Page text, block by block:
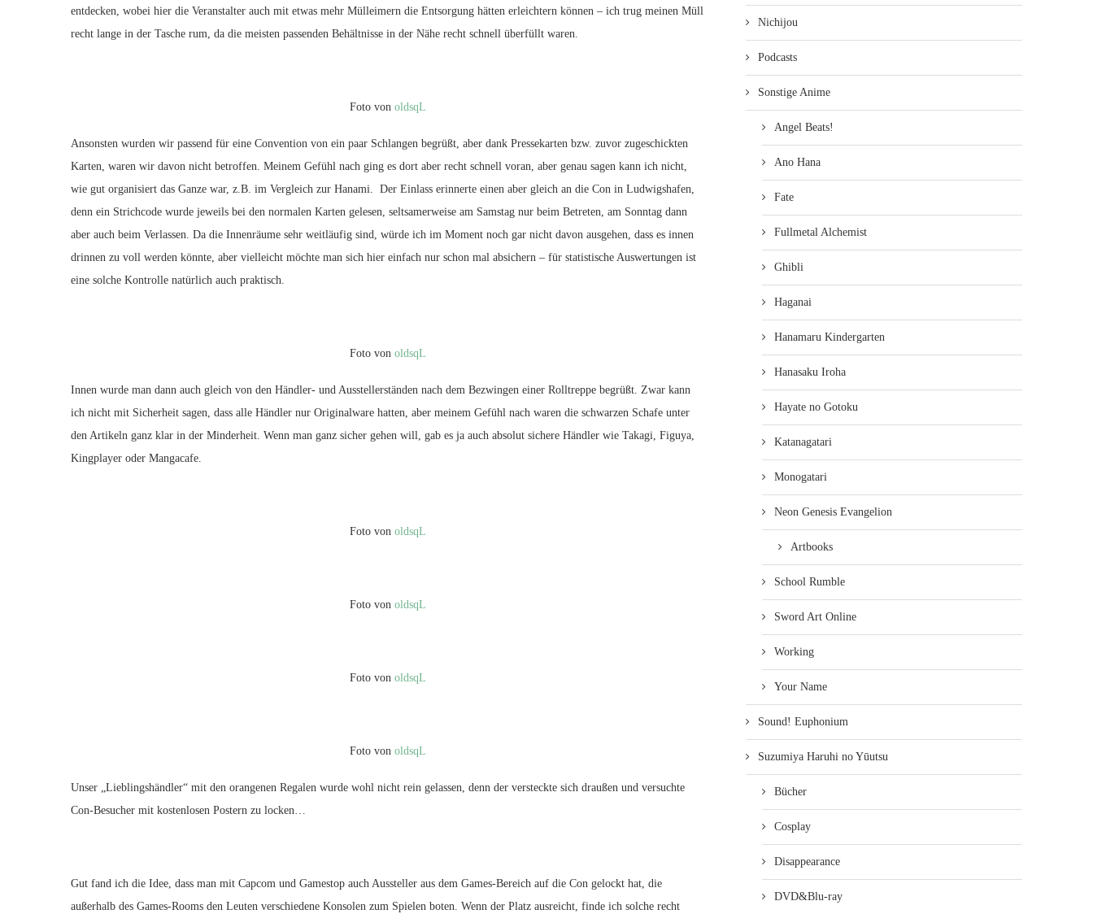
entdecken, wobei hier die Veranstalter auch mit etwas mehr Mülleimern die Entsorgung hätten erleichtern können – ich trug meinen Müll
recht lange in der Tasche rum, da die meisten passenden Behältnisse in der Nähe recht schnell überfüllt waren.
Foto von oldsqL
Ansonsten wurden wir passend für eine Convention von ein paar Schlangen begrüßt, aber dank Pressekarten bzw. zuvor zugeschickten
Karten, waren wir davon nicht betroffen. Meinem Gefühl nach ging es dort aber recht schnell voran, aber genau sagen kann ich nicht,
wie gut organisiert das Ganze war, z.B. im Vergleich zur Hanami. Der Einlass erinnerte einen aber gleich an die Con in Ludwigshafen,
denn ein Strichcode wurde jeweils bei den normalen Karten gelesen, seltsamerweise am Samstag nur beim Betreten, am Sonntag dann
aber auch beim Verlassen. Da die Innenräume sehr weitläufig sind, würde ich im Moment noch gar nicht davon ausgehen, dass es innen
drinnen zu voll werden könnte, aber vielleicht möchte man sich hier einfach nur schon mal absichern – für statistische Auswertungen ist
eine solche Kontrolle natürlich auch praktisch.
Foto von oldsqL
Innen wurde man dann auch gleich von den Händler- und Ausstellerständen nach dem Bezwingen einer Rolltreppe begrüßt. Zwar kann
ich nicht mit Sicherheit sagen, dass alle Händler nur Originalware hatten, aber meinem Gefühl nach waren die schwarzen Schafe unter
den Artikeln ganz klar in der Minderheit. Wenn man ganz sicher gehen will, gab es ja auch absolut sichere Händler wie Takagi, Figuya,
Kingplayer oder Mangacafe.
Foto von oldsqL
Foto von oldsqL
Foto von oldsqL
Foto von oldsqL
Unser „Lieblingshändler“ mit den orangenen Regalen wurde wohl nicht rein gelassen, denn der versteckte sich draußen und versuchte
Con-Besucher mit kostenlosen Postern zu locken…
Gut fand ich die Idee, dass man mit Capcom und Gamestop auch Aussteller aus dem Games-Bereich auf die Con gelockt hat, die
außerhalb des Games-Rooms den Leuten verschiedene Konsolen zum Spielen boten. Wenn der Platz ausreicht, finde ich solche recht
Nichijou
Podcasts
Sonstige Anime
Angel Beats!
Ano Hana
Fate
Fullmetal Alchemist
Ghibli
Haganai
Hanamaru Kindergarten
Hanasaku Iroha
Hayate no Gotoku
Katanagatari
Monogatari
Neon Genesis Evangelion
Artbooks
School Rumble
Sword Art Online
Working
Your Name
Sound! Euphonium
Suzumiya Haruhi no Yūutsu
Bücher
Cosplay
Disappearance
DVD&Blu-ray